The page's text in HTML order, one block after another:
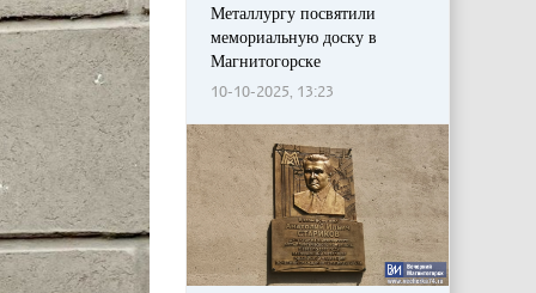
Металлургу посвятили
мемориальную доску в
Магнитогорске
10-10-2025, 13:23